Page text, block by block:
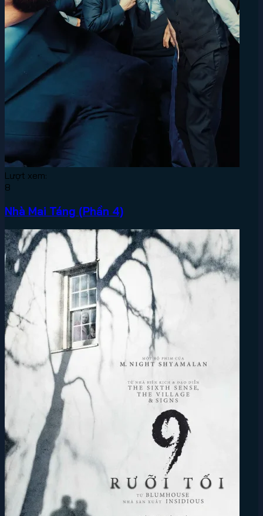
Lượt xem:
8
Nhà Mai Táng (Phần 4)